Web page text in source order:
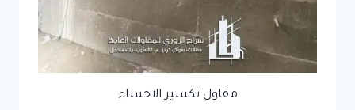
مقاول تكسير الاحساء